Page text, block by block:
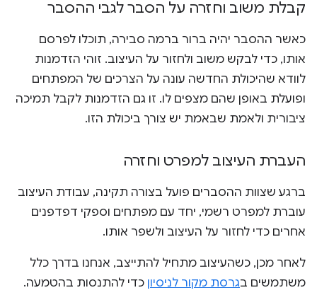
קבלת משוב וחזרה על הסבר לגבי ההסבר
כאשר ההסבר יהיה ברור ברמה סבירה, תוכלו לפרסם
אותו, כדי לבקש משוב ולחזור על העיצוב. זוהי הזדמנות
לוודא שהיכולת החדשה עונה על הצרכים של המפתחים
ופועלת באופן שהם מצפים לו. זו גם הזדמנות לקבל תמיכה
ציבורית ולאמת שבאמת יש צורך ביכולת הזו.
העברת העיצוב למפרט וחזרה
ברגע שצוות ההסברים פועל בצורה תקינה, עבודת העיצוב
עוברת למפרט רשמי, יחד עם מפתחים וספקי דפדפנים
אחרים כדי לחזור על העיצוב ולשפר אותו.
לאחר מכן, כשהעיצוב מתחיל להתייצב, אנחנו בדרך כלל
משתמשים בגרסת מקור לניסיון כדי להתנסות בהטמעה.